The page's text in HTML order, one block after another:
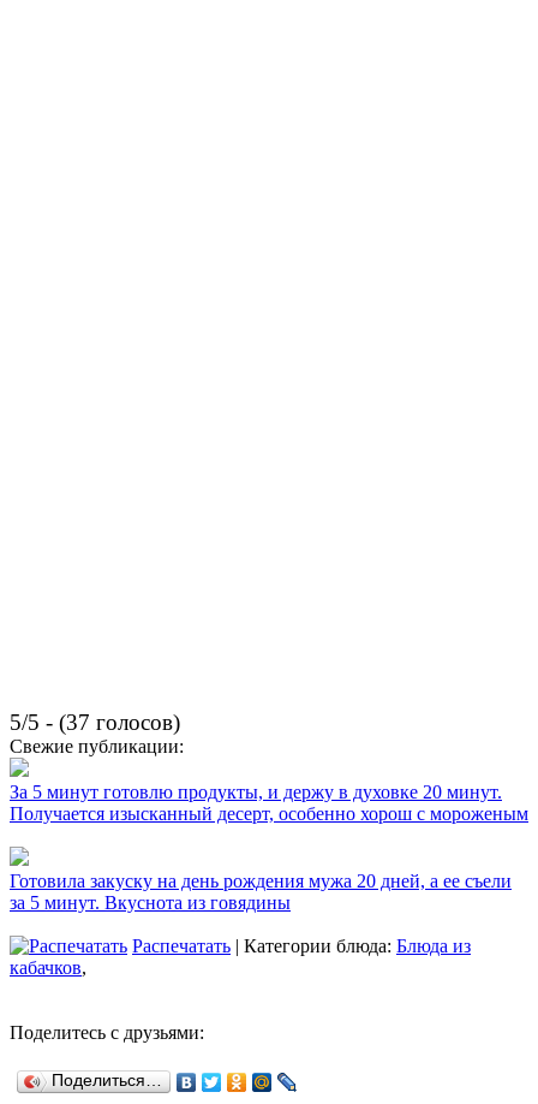
5/5 - (37 голосов)
Свежие публикации:
За 5 минут готовлю продукты, и держу в духовке 20 минут.
Получается изысканный десерт, особенно хорош с мороженым
Готовила закуску на день рождения мужа 20 дней, а ее съели
за 5 минут. Вкуснота из говядины
Распечатать | Категории блюда: Блюда из
кабачков,
Поделитесь с друзьями:
Поделиться…